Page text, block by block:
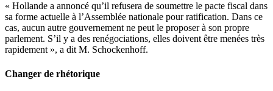
« Hollande a annoncé qu’il refusera de soumettre le pacte fiscal dans
sa forme actuelle à l’Assemblée nationale pour ratification. Dans ce
cas, aucun autre gouvernement ne peut le proposer à son propre
parlement. S’il y a des renégociations, elles doivent être menées très
rapidement », a dit M. Schockenhoff.
Changer de rhétorique